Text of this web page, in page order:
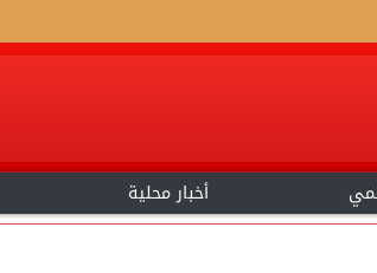
أخبار محلية